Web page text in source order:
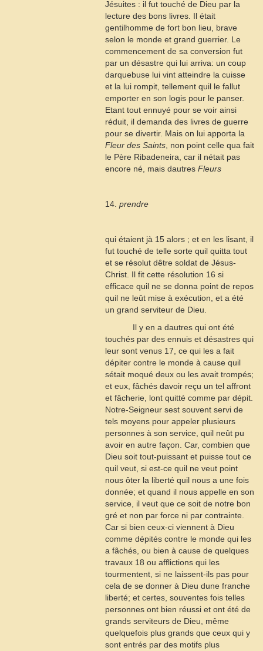
Jésuites : il fut touché de Dieu par la
lecture des bons livres. Il était
gentilhomme de fort bon lieu, brave
selon le monde et grand guerrier. Le
commencement de sa conversion fut
par un désastre qui lui arriva: un coup
darquebuse lui vint atteindre la cuisse
et la lui rompit, tellement quil le fallut
emporter en son logis pour le panser.
Etant tout ennuyé pour se voir ainsi
réduit, il demanda des livres de guerre
pour se divertir. Mais on lui apporta la
Fleur des Saints , non point celle qua fait
le Père Ribadeneira, car il nétait pas
encore né, mais dautres Fleurs
14. prendre
qui étaient jà 15 alors ; et en les lisant, il
fut touché de telle sorte quil quitta tout
et se résolut dêtre soldat de Jésus-
Christ. Il fit cette résolution 16 si
efficace quil ne se donna point de repos
quil ne leût mise à exécution, et a été
un grand serviteur de Dieu.
Il y en a dautres qui ont été
touchés par des ennuis et désastres qui
leur sont venus 17 , ce qui les a fait
dépiter contre le monde à cause quil
sétait moqué deux ou les avait trompés;
et eux, fâchés davoir reçu un tel affront
et fâcherie, lont quitté comme par dépit.
Notre-Seigneur sest souvent servi de
tels moyens pour appeler plusieurs
personnes à son service, quil neût pu
avoir en autre façon. Car, combien que
Dieu soit tout-puissant et puisse tout ce
quil veut, si est-ce quil ne veut point
nous ôter la liberté quil nous a une fois
donnée; et quand il nous appelle en son
service, il veut que ce soit de notre bon
gré et non par force ni par contrainte.
Car si bien ceux-ci viennent à Dieu
comme dépités contre le monde qui les
a fâchés, ou bien à cause de quelques
travaux 18 ou afflictions qui les
tourmentent, si ne laissent-ils pas pour
cela de se donner à Dieu dune franche
liberté; et certes, souventes fois telles
personnes ont bien réussi et ont été de
grands serviteurs de Dieu, même
quelquefois plus grands que ceux qui y
sont entrés par des motifs plus